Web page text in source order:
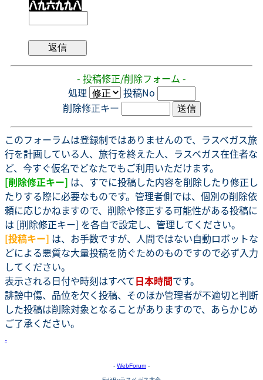
- 投稿修正/削除フォーム -
処理
投稿No
削除修正キー
このフォーラムは登録制ではありませんので、ラスベガス旅
行を計画している人、旅行を終えた人、ラスベガス在住者な
ど、今すぐ仮名でどなたでもご利用いただけます。
[削除修正キー] は、すでに投稿した内容を削除したり修正し
たりする際に必要なものです。管理者側では、個別の削除依
頼に応じかねますので、削除や修正する可能性がある投稿に
は [削除修正キー] を各自で設定し、管理してください。
[投稿キー] は、お手数ですが、人間ではない自動ロボットな
どによる悪質な大量投稿を防ぐためのものですので必ず入力
してください。
表示される日付や時刻はすべて日本時間です。
誹謗中傷、品位を欠く投稿、そのほか管理者が不適切と判断
した投稿は削除対象となることがありますので、あらかじめ
ご了承ください。
.
- WebForum -